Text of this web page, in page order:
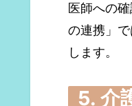
医師への
の連携」
します。
5. 介